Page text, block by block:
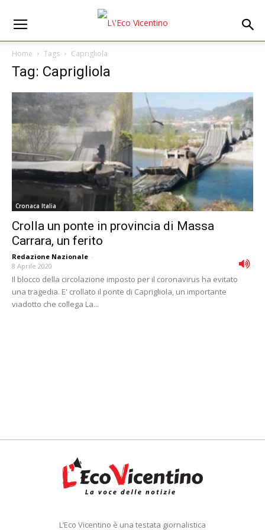
Home Tags Caprigliola
Tag: Caprigliola
Cronaca Italia
Crolla un ponte in provincia di Massa
Carrara, un ferito
Redazione Nazionale -
8 Aprile 2020
Il blocco della circolazione imposto per il coronavirus ha evitato
una tragedia. E' crollato il ponte di Caprigliola, un importante
viadotto che collega La...
L’Eco Vicentino è una testata giornalistica